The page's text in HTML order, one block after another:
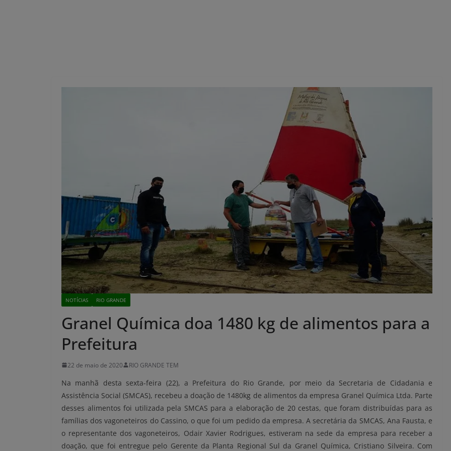
NOTÍCIAS RIO GRANDE
Granel Química doa 1480 kg de alimentos para a
Prefeitura
22 de maio de 2020 RIO GRANDE TEM
Na manhã desta sexta-feira (22), a Prefeitura do Rio Grande, por meio da Secretaria de Cidadania e
Assistência Social (SMCAS), recebeu a doação de 1480kg de alimentos da empresa Granel Química Ltda. Parte
desses alimentos foi utilizada pela SMCAS para a elaboração de 20 cestas, que foram distribuídas para as
famílias dosvagoneteiros do Cassino, o que foi um pedido da empresa. A secretária da SMCAS, Ana Fausta, e
o representante dos vagoneteiros, Odair Xavier Rodrigues, estiveram na sede da empresa para receber a
doação, que foi entregue pelo Gerente da Planta Regional Sul da Granel Química, Cristiano Silveira. Com